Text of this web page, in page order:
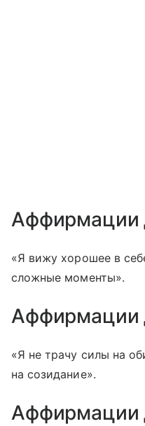
Аффирмации
«Я вижу хорошее в
сложные моменты».
Аффирмации
«Я не трачу силы на
на созидание».
Аффирмации